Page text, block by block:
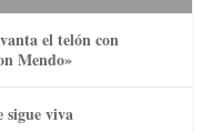
el telón con
Mendo»
sigue viva